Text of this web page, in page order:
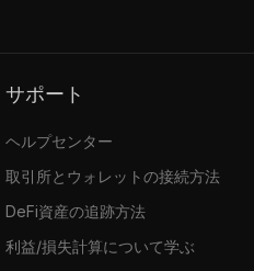
サポート
ヘルプセンター
取引所とウォレットの接続方法
DeFi資産の追跡方法
利益/損失計算について学ぶ